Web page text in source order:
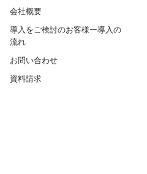
会社概要
導入をご検討のお客様ー導入の
流れ
お問い合わせ
資料請求